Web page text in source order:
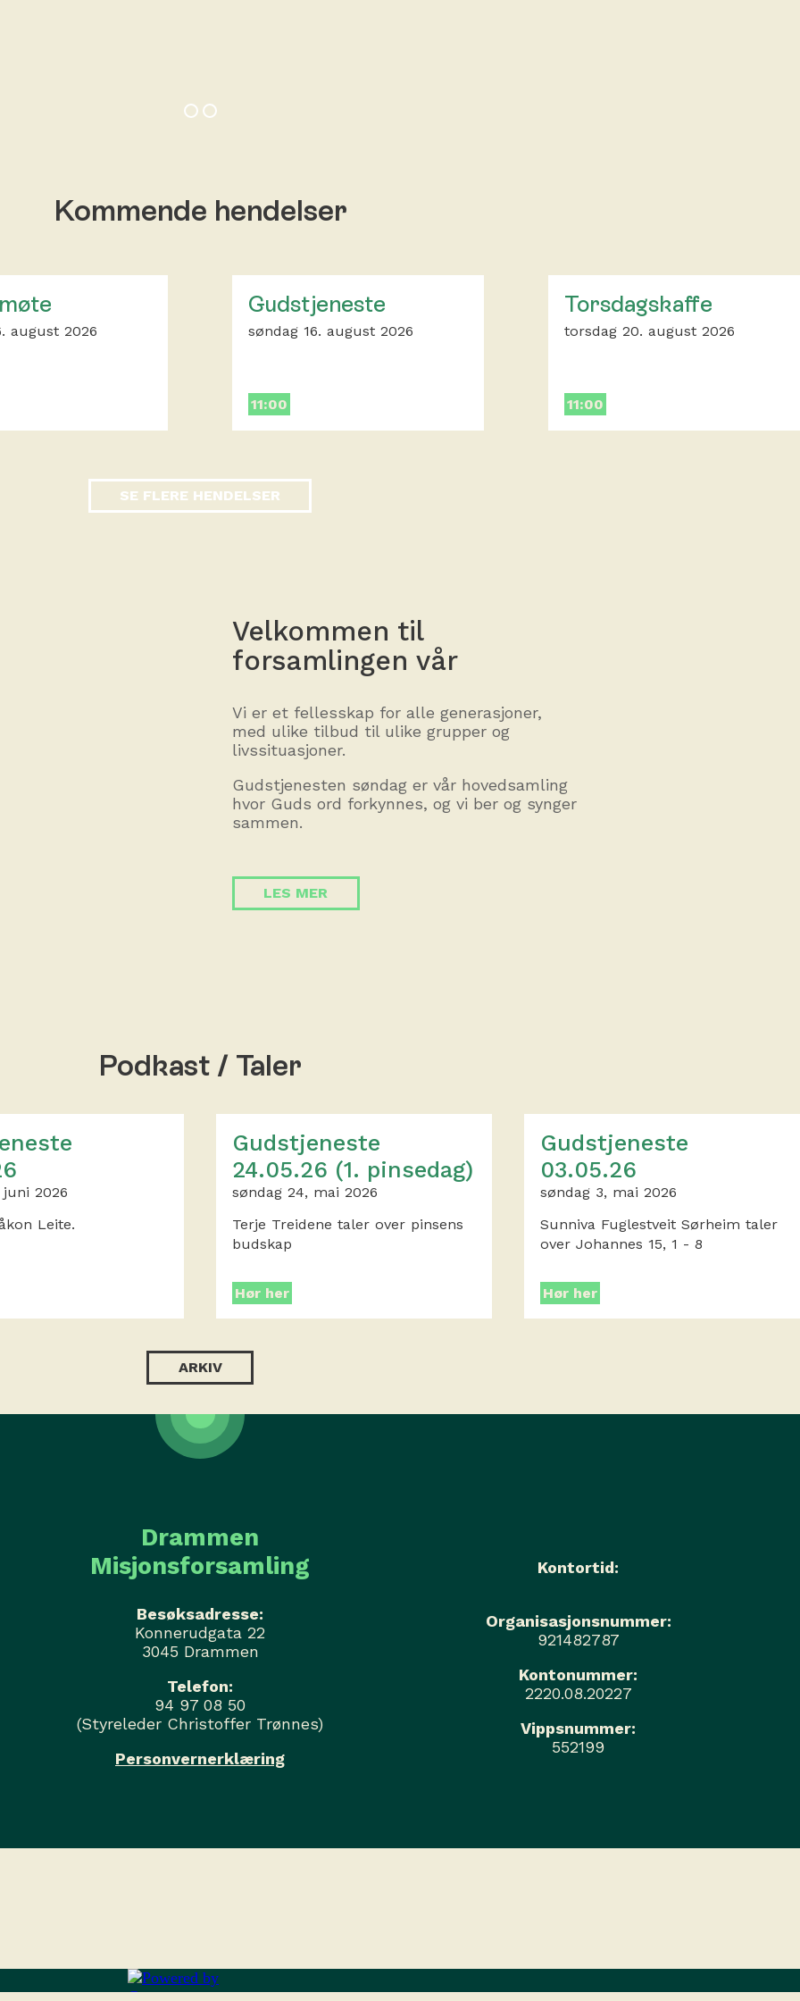
Kommende hendelser
august 2026
Gudstjeneste
søndag 16. august 2026
11:00
Torsdagskaffe
torsdag 20. august 2026
11:00
SE FLERE HENDELSER
Velkommen til
forsamlingen vår
Vi er et fellesskap for alle generasjoner,
med ulike tilbud til ulike grupper og
livssituasjoner.
Gudstjenesten søndag er vår hovedsamling
hvor Guds ord forkynnes, og vi ber og synger
sammen.
LES MER
Podkast / Taler
juni 2026
Leite.
Gudstjeneste
24.05.26 (1. pinsedag)
søndag 24, mai 2026
Terje Treidene taler over pinsens
budskap
Hør her
Gudstjeneste
03.05.26
søndag 3, mai 2026
Sunniva Fuglestveit Sørheim taler
over Johannes 15, 1 - 8
Hør her
ARKIV
Drammen
Misjonsforsamling
Besøksadresse:
Konnerudgata 22
3045 Drammen
Telefon:
94 97 08 50
(Styreleder Christoffer Trønnes)
Personvernerklæring
Kontortid:
Organisasjonsnummer:
921482787
Kontonummer:
2220.08.20227
Vippsnummer:
552199